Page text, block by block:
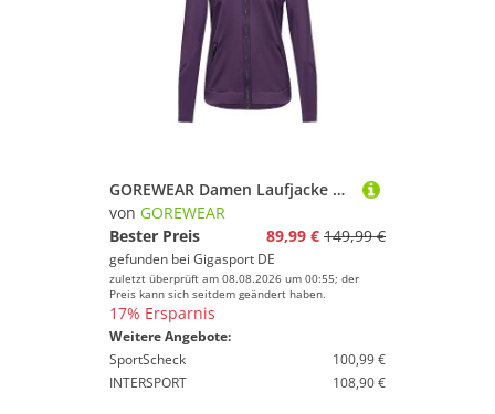
GOREWEAR Damen Laufjacke Concurve Thermo lila | M
von GOREWEAR
Bester Preis
89,99 € 149,99 €
gefunden bei Gigasport DE
zuletzt überprüft am 08.08.2026 um 00:55; der
Preis kann sich seitdem geändert haben.
17% Ersparnis
Weitere Angebote:
SportScheck
100,99 €
INTERSPORT
108,90 €